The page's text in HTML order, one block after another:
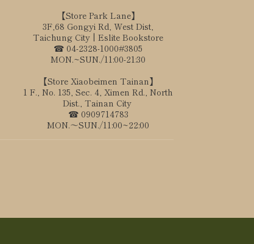
【Store Park Lane】
3F,68 Gongyi Rd, West Dist,
Taichung City | Eslite Bookstore
☎ 04-2328-1000#3805
MON.~SUN./11:00-21:30
【Store Xiaobeimen Tainan】
1 F., No. 135, Sec. 4, Ximen Rd., North
Dist., Tainan City
☎ 0909714783
MON.～SUN./11:00~22:00